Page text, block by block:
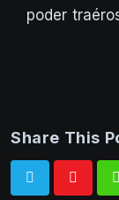
poder
Share This